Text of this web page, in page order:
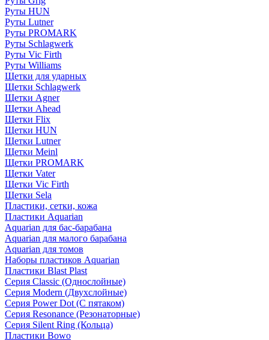
Руты HUN
Руты Lutner
Руты PROMARK
Руты Schlagwerk
Руты Vic Firth
Руты Williams
Щетки для ударных
Щетки Schlagwerk
Щетки Agner
Щетки Ahead
Щетки Flix
Щетки HUN
Щетки Lutner
Щетки Meinl
Щетки PROMARK
Щетки Vater
Щетки Vic Firth
Щетки Sela
Пластики, сетки, кожа
Пластики Aquarian
Aquarian для бас-барабана
Aquarian для малого барабана
Aquarian для томов
Наборы пластиков Aquarian
Пластики Blast Plast
Серия Classic (Однослойные)
Серия Modern (Двухслойные)
Серия Power Dot (С пятаком)
Серия Resonance (Резонаторные)
Серия Silent Ring (Кольца)
Пластики Bowo